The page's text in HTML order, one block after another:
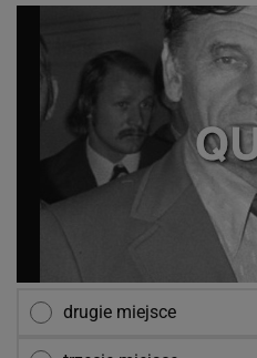
drugie miejsce